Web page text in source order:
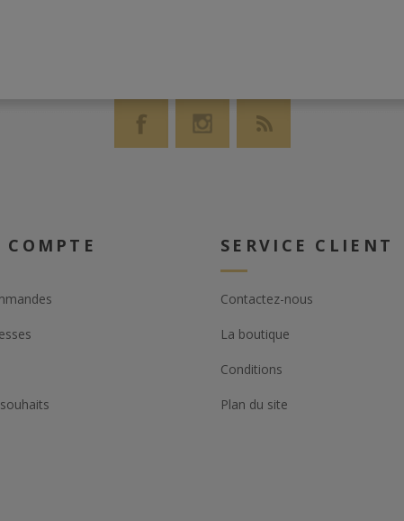
COMPTE SERVICE CLIENT
Contactez-nous
La boutique
Conditions
Plan du site